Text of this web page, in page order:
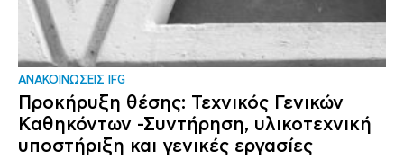
ΑΝΑΚΟΙΝΩΣΕΙΣ IFG
Προκήρυξη θέσης: Τεχνικός Γενικών
Καθηκόντων -Συντήρηση, υλικοτεχνική
υποστήριξη και γενικές εργασίες